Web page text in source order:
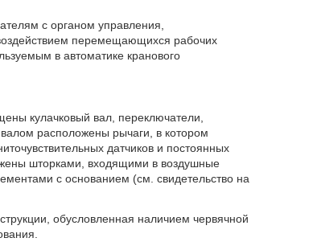
с органом управления,
перемещающихся рабочих
в автоматике кранового
кулачковый вал, переключатели,
расположены рычаги, в котором
датчиков и постоянных
шторками, входящими в воздушные
с основанием (см. свидетельство на
обусловленная наличием червячной